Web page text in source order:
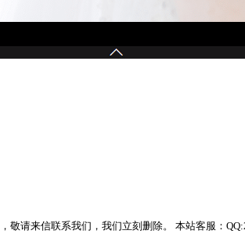
请来信联系我们，我们立刻删除。 本站客服：